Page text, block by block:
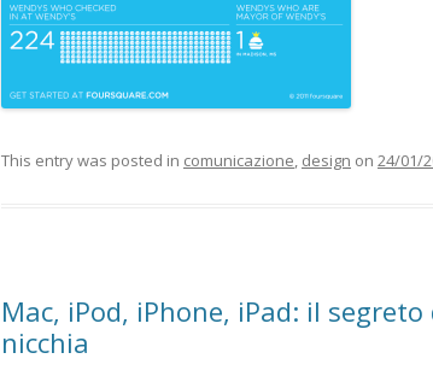
This entry was posted in comunicazione, design on 24/01/
Mac, iPod, iPhone, iPad: il
nicchia